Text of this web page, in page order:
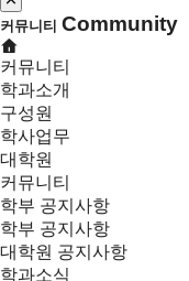
커뮤니티 Community
커뮤니티
학과소개
구성원
학사업무
대학원
커뮤니티
학부 공지사항
학부 공지사항
대학원 공지사항
학과소식